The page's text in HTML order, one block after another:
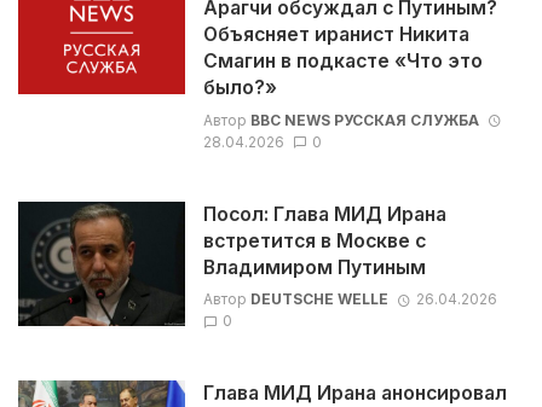
Арагчи обсуждал с Путиным?
Объясняет иранист Никита
Смагин в подкасте «Что это
было?»
Автор BBC NEWS РУССКАЯ СЛУЖБА
28.04.2026
0
Посол: Глава МИД Ирана
встретится в Москве с
Владимиром Путиным
Автор DEUTSCHE WELLE
26.04.2026
0
Глава МИД Ирана анонсировал